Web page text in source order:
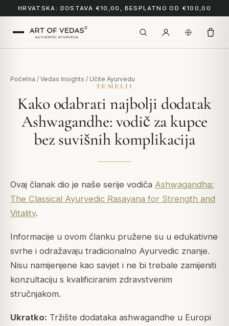
HRVATSKA: DOSTAVA €10,00, BESPLATNO OD €100,00
Početna / Vedas Insights / Učite Ayurvedu
TEMELJI
Kako odabrati najbolji dodatak
Ashwagandhe: vodič za kupce
bez suvišnih komplikacija
Ovaj članak dio je naše serije vodiča Ashwagandha:
The Classical Ayurvedic Rasayana for Strength and
Vitality.
Informacije u ovom članku pružene su u edukativne
svrhe i odražavaju tradicionalno Ayurvedic znanje.
Nisu namijenjene kao savjet i ne bi trebale zamijeniti
konzultaciju s kvalificiranim zdravstvenim
stručnjakom.
Ukratko: Tržište dodataka ashwagandhe u Europi